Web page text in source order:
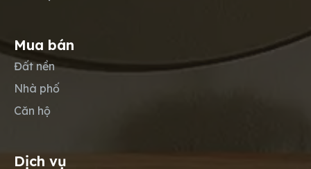
Mua bán
Đất nền
Nhà phố
Căn hộ
Dịch vụ